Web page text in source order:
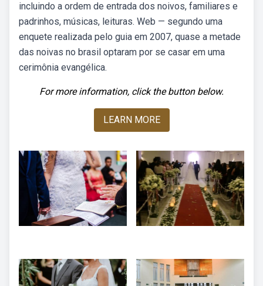
incluindo a ordem de entrada dos noivos, familiares e
padrinhos, músicas, leituras. Web — segundo uma
enquete realizada pelo guia em 2007, quase a metade
das noivas no brasil optaram por se casar em uma
cerimônia evangélica.
For more information, click the button below.
LEARN MORE